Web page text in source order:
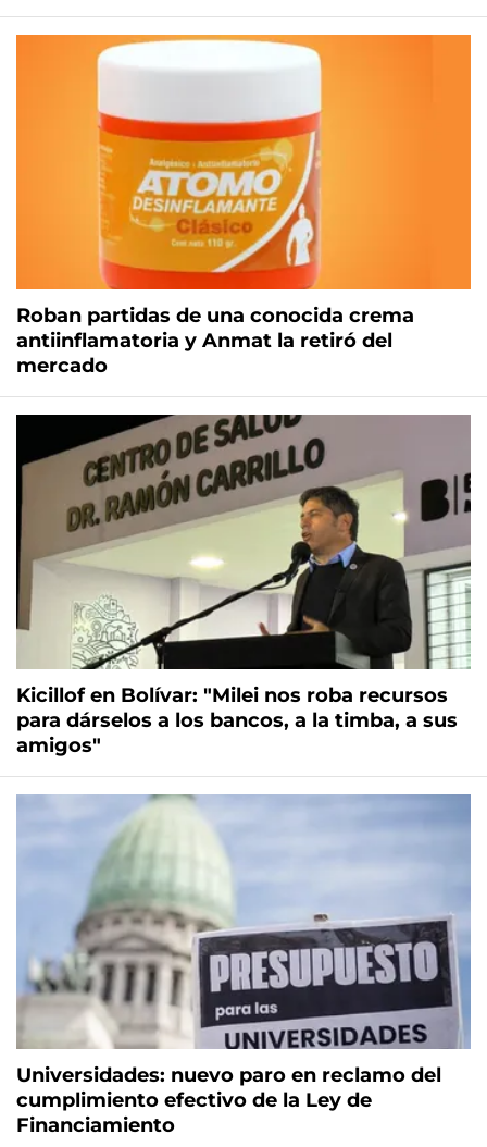
Roban partidas de una conocida crema
antiinflamatoria y Anmat la retiró del
mercado
Kicillof en Bolívar: "Milei nos roba recursos
para dárselos a los bancos, a la timba, a sus
amigos"
Universidades: nuevo paro en reclamo del
cumplimiento efectivo de la Ley de
Financiamiento